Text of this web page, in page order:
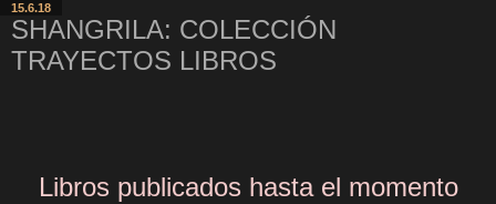
15.6.18
SHANGRILA: COLECCIÓN
TRAYECTOS LIBROS
Libros publicados hasta el momento